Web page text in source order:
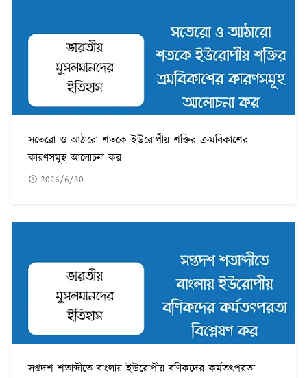
সতেরো ও আঠারো শতকে ইউরোপীয় শক্তির ক্রমবিকাশের
কারণসমূহ আলোচনা কর
2026/6/30
সপ্তদশ শতাব্দীতে বাংলায় ইউরোপীয় বণিকদের কর্মতৎপরতা